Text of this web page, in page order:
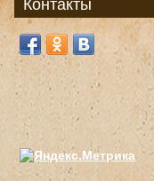
Контакты